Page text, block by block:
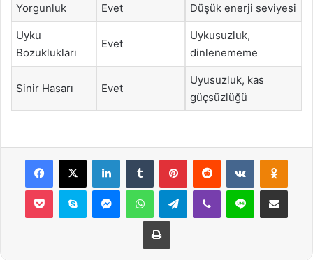
Yorgunluk Evet Düşük enerji seviyesi
Uyku
Bozuklukları
Evet
Uykusuzluk,
dinlenememe
Sinir Hasarı Evet
Uyusuzluk, kas
güçsüzlüğü
Facebook
X LinkedInTumblr PinterestReddit VKontakte
Pocket Skype MessengerWhatsAppTelegramViber Line E-Posta ile
Yazdır